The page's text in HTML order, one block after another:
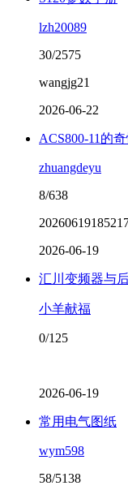
lzh20089
30/2575
wangjg21
2026-06-22
ACS800-11的
zhuangdeyu
8/638
2026-06-19
汇川变频器与
小羊献福
0/125
2026-06-19
常用电气图纸
wym598
58/5138